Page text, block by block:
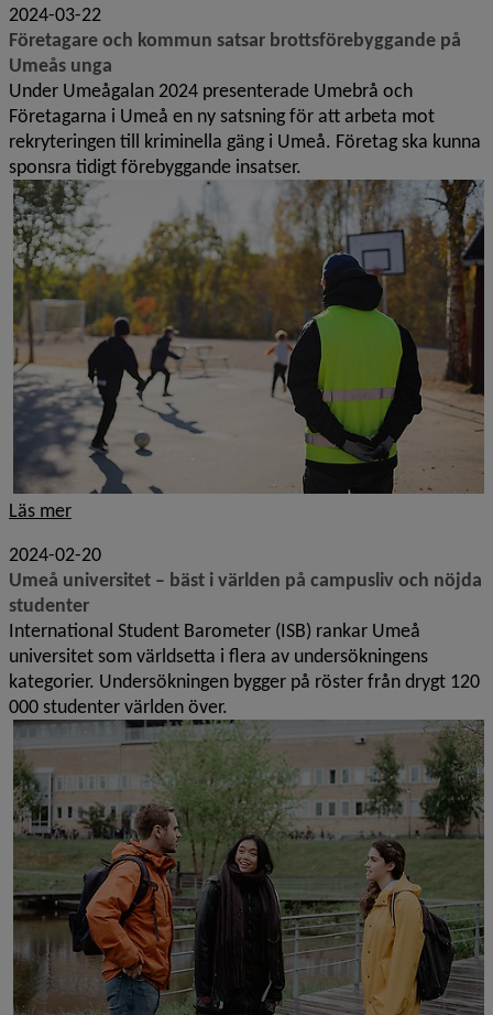
2024-03-22
Företagare och kommun satsar brottsförebyggande på
Umeås unga
Under Umeågalan 2024 presenterade Umebrå och
Företagarna i Umeå en ny satsning för att arbeta mot
rekryteringen till kriminella gäng i Umeå. Företag ska kunna
sponsra tidigt förebyggande insatser.
Läs mer
2024-02-20
Umeå universitet – bäst i världen på campusliv och nöjda
studenter
International Student Barometer (ISB) rankar Umeå
universitet som världsetta i flera av undersökningens
kategorier. Undersökningen bygger på röster från drygt 120
000 studenter världen över.